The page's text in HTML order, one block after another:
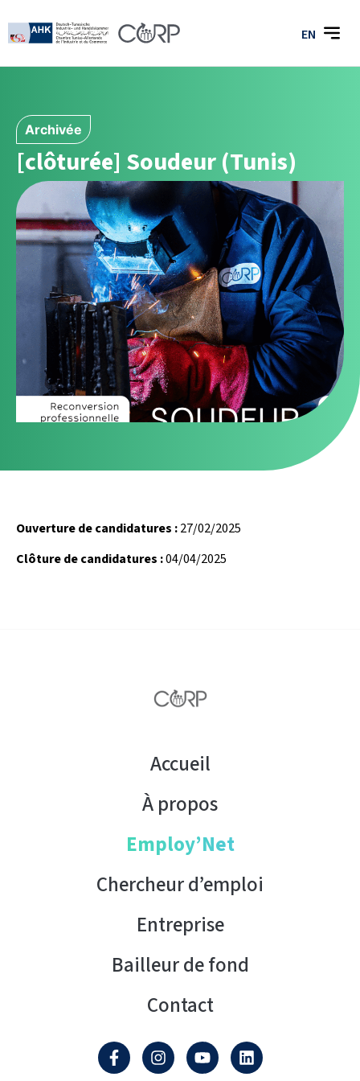
EN
Archivée
[clôturée] Soudeur (Tunis)
Ouverture de candidatures :27/02/2025
Clôture de candidatures :04/04/2025
Accueil
À propos
Employ’Net
Chercheur d’emploi
Entreprise
Bailleur de fond
Contact